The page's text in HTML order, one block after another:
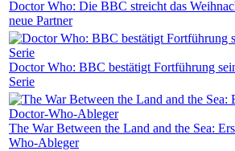
Doctor Who: Die BBC streicht das
neue Partner
Doctor Who: BBC bestätigt Fortführung
Serie
The War Between the Land and the Sea:
Who-Ableger